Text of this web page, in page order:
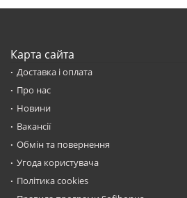
Карта сайта
Доставка і оплата
Про нас
Новини
Вакансії
Обмін та повернення
Угода користувача
Політика cookies